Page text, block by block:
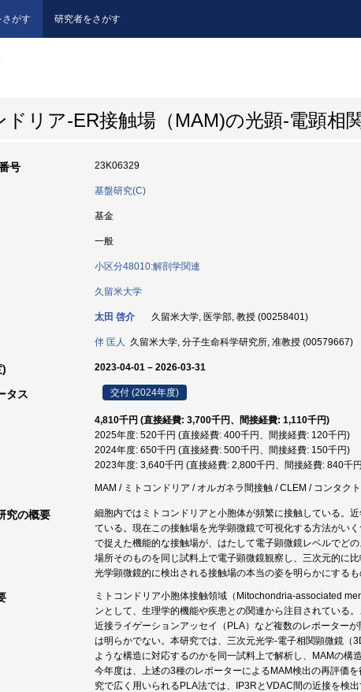
さがす 研究者をさがす
ドリア-ER接触場（MAM)の光顕-電顕相
号 23K06329
基盤研究(C)
基金
一般
小区分48010:解剖学関連
久留米大学
太田 啓介 久留米大学, 医学部, 教授 (00258401)
伴 匡人 久留米大学, 分子生命科学研究所, 准教授 (00579667)
) 2023-04-01 – 2026-03-31
タス 交付 (2024年度)
4,810千円 (直接経費: 3,700千円、間接経費: 1,110千円)
2025年度: 520千円 (直接経費: 400千円、間接経費: 120千円)
2024年度: 650千円 (直接経費: 500千円、間接経費: 150千円)
2023年度: 3,640千円 (直接経費: 2,800千円、間接経費: 840千
MAM / ミトコンドリア / オルガネラ間接触 / CLEM / コンタク
究の概要
細胞内ではミトコンドリアと小胞体が頻繁に接触している。
ている。現在この接触場を光学顕微鏡で可視化する方法がい
で捉えた機能的な接触場が、はたして電子顕微鏡レベルでど
場所そのものを同じ試料上で電子顕微鏡観察し、三次元的に
光学顕微鏡的に検出される接触場の本当の姿を明らかにするも
ミトコンドリア小胞体接触領域（Mitochondria-associated
ンとして、生理学的機能や疾患との関連から注目されている
近接ライゲーションアッセイ（PLA）など複数のレポーター
は明らかでない。本研究では、三次元光学-電子相関顕微鏡
ような構造に対応するのかを同一試料上で解析し、MAMの構
今年度は、上述の3種のレポーターによるMAM検出の再評価
究で広く用いられるPLA法では、IP3RとVDAC間の近接を検